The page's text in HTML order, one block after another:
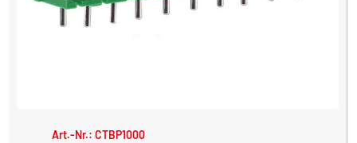
Art.-Nr.: CTBP1000